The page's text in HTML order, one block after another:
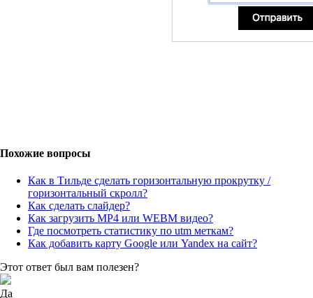
Похожие вопросы
Как в Тильде сделать горизонтальную прокрутку /
горизонтальный скролл?
Как сделать слайдер?
Как загрузить MP4 или WEBM видео?
Где посмотреть статистику по utm меткам?
Как добавить карту Google или Yandex на сайт?
Этот ответ был вам полезен?
Да